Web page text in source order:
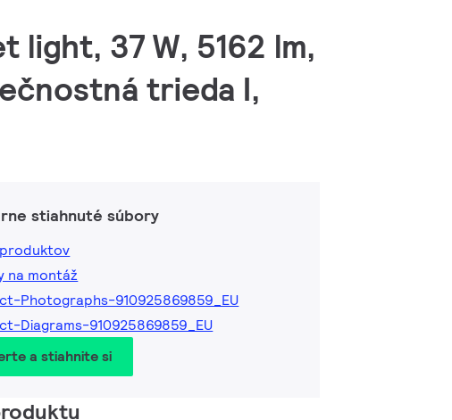
light, 37 W, 5162 lm,
trieda I,
stiahnuté súbory
na montáž
Photographs-910925869859_EU
Diagrams-910925869859_EU
a stiahnite si